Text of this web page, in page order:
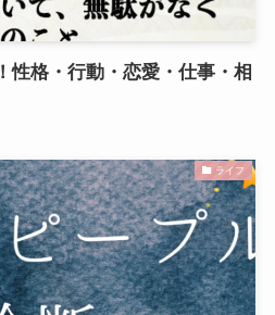
性格・行動・恋愛・仕事・相
ライフ